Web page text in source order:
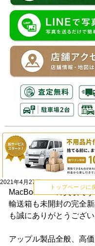
2021年4月27日
MacBook Proの買取で
輸送箱も未開封の完全
も誠にありがとうござ
アップル製品全般、高
トップページに